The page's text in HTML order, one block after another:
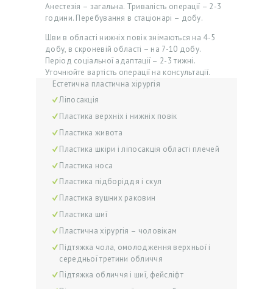
Анестезія – загальна. Тривалість операції – 2-3
години. Перебування в стаціонарі – добу.
Шви в області нижніх повік знімаються на 4-5
добу, в скроневій області – на 7-10 добу.
Період соціальної адаптації – 2-3 тижні.
Уточнюйте вартість операції на консультації.
Естетична пластична хірургія
Ліпосакція
Пластика верхніх і нижніх повік
Пластика живота
Пластика шкіри і ліпосакція області плечей
Пластика носа
Пластика підборіддя і скул
Пластика вушних раковин
Пластика шиї
Пластична хірургія – чоловікам
Підтяжка чола, омолодження верхньої і
середньої третини обличчя
Підтяжка обличчя і шиї, фейсліфт